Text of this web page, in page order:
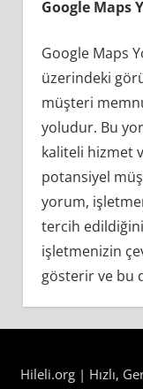
Google Maps
Google Maps
üzerindeki
müşteri
yoludur. Bu
kaliteli hizmet
potansiyel
yorum,
tercih edildiğini
işletmenizin
gösterir ve bu
Google
Yorum
Hileli.org | Hızlı,